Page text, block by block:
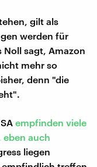
gilt als
werden für
Noll sagt, Amazon
mehr so
denn "die
empfinden viele
eben auch
liegen